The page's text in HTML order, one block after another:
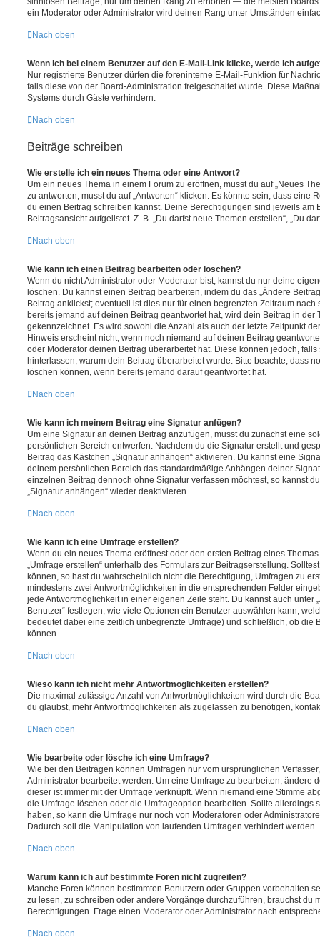
ein Moderator oder Administrator wird deinen Rang unter Umständen
Nach oben
Wenn ich bei einem Benutzer auf den E-Mail-Link klicke, werde ich
Nur registrierte Benutzer dürfen die foreninterne E-Mail-Funktion für
falls diese von der Board-Administration freigeschaltet wurde. Diese
Systems durch Gäste verhindern.
Nach oben
Beiträge schreiben
Wie erstelle ich ein neues Thema oder eine Antwort?
Um ein neues Thema in einem Forum zu eröffnen, musst du auf „Neues
zu antworten, musst du auf „Antworten“ klicken. Es könnte sein, dass eine
du einen Beitrag schreiben kannst. Deine Berechtigungen sind jeweils am
Beitragsansicht aufgelistet. Z. B. „Du darfst neue Themen erstellen“, „Du
Nach oben
Wie kann ich einen Beitrag bearbeiten oder löschen?
Wenn du nicht Administrator oder Moderator bist, kannst du nur deine
löschen. Du kannst einen Beitrag bearbeiten, indem du das „Ändere
Beitrag anklickst; eventuell ist dies nur für einen begrenzten Zeitraum
bereits jemand auf deinen Beitrag geantwortet hat, wird dein Beitrag in der
gekennzeichnet. Es wird sowohl die Anzahl als auch der letzte Zeitpunkt
Hinweis erscheint nicht, wenn noch niemand auf deinen Beitrag
oder Moderator deinen Beitrag überarbeitet hat. Diese können jedoch,
hinterlassen, warum dein Beitrag überarbeitet wurde. Bitte beachte, dass
löschen können, wenn bereits jemand darauf geantwortet hat.
Nach oben
Wie kann ich meinem Beitrag eine Signatur anfügen?
Um eine Signatur an deinen Beitrag anzufügen, musst du zunächst eine
persönlichen Bereich entwerfen. Nachdem du die Signatur erstellt und
Beitrag das Kästchen „Signatur anhängen“ aktivieren. Du kannst eine
deinem persönlichen Bereich das standardmäßige Anhängen deiner
einzelnen Beitrag dennoch ohne Signatur verfassen möchtest, so kannst
„Signatur anhängen“ wieder deaktivieren.
Nach oben
Wie kann ich eine Umfrage erstellen?
Wenn du ein neues Thema eröffnest oder den ersten Beitrag eines
„Umfrage erstellen“ unterhalb des Formulars zur Beitragserstellung.
können, so hast du wahrscheinlich nicht die Berechtigung, Umfragen zu
mindestens zwei Antwortmöglichkeiten in die entsprechenden Felder
jede Antwortmöglichkeit in einer eigenen Zeile steht. Du kannst auch unter
Benutzer“ festlegen, wie viele Optionen ein Benutzer auswählen kann,
bedeutet dabei eine zeitlich unbegrenzte Umfrage) und schließlich, ob die
können.
Nach oben
Wieso kann ich nicht mehr Antwortmöglichkeiten erstellen?
Die maximal zulässige Anzahl von Antwortmöglichkeiten wird durch die
du glaubst, mehr Antwortmöglichkeiten als zugelassen zu benötigen,
Nach oben
Wie bearbeite oder lösche ich eine Umfrage?
Wie bei den Beiträgen können Umfragen nur vom ursprünglichen
Administrator bearbeitet werden. Um eine Umfrage zu bearbeiten, ändere
dieser ist immer mit der Umfrage verknüpft. Wenn niemand eine Stimme
die Umfrage löschen oder die Umfrageoption bearbeiten. Sollte allerdings
haben, so kann die Umfrage nur noch von Moderatoren oder
Dadurch soll die Manipulation von laufenden Umfragen verhindert werden.
Nach oben
Warum kann ich auf bestimmte Foren nicht zugreifen?
Manche Foren können bestimmten Benutzern oder Gruppen vorbehalten
zu lesen, zu schreiben oder andere Vorgänge durchzuführen, brauchst du
Berechtigungen. Frage einen Moderator oder Administrator nach
Nach oben